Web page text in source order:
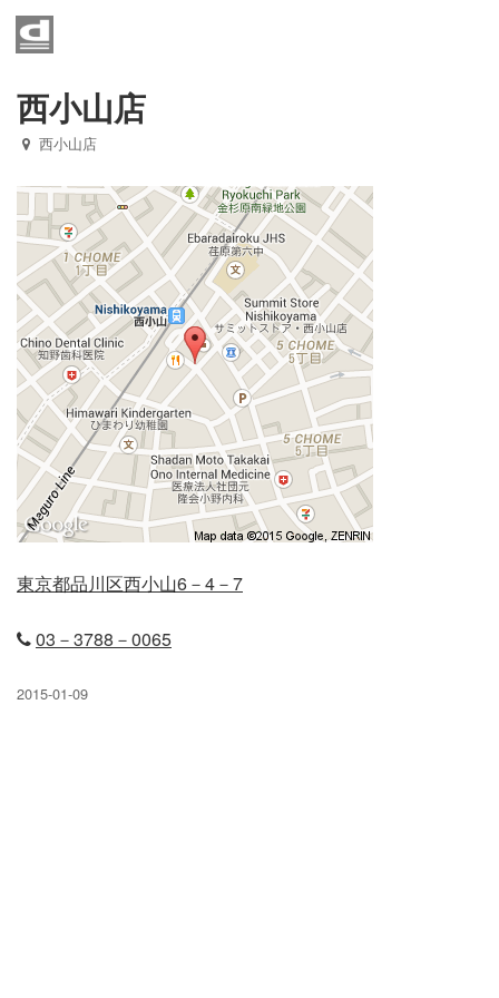
Home
メニュー
店舗一覧
お知らせ
京成八幡店
光ヶ丘店
西小山店
矢口渡店
立石店
小岩店
弥生台店
西小山店
西小山店
東京都品川区西小山6－4－7
03－3788－0065
2015-01-09